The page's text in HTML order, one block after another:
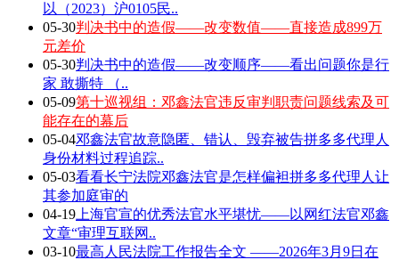
以（2023）沪0105民..
05-30判决书中的造假——改变数值——直接造成899万
元差价
05-30判决书中的造假——改变顺序——看出问题你是行
家 敢撕特 （..
05-09第十巡视组：邓鑫法官违反审判职责问题线索及可
能存在的幕后
05-04邓鑫法官故意隐匿、错认、毁弃被告拼多多代理人
身份材料过程追踪..
05-03看看长宁法院邓鑫法官是怎样偏袒拼多多代理人让
其参加庭审的
04-19 上海官宣的优秀法官水平堪忧——以网红法官邓鑫
文章“审理互联网..
03-10最高人民法院工作报告全文 ——2026年3月9日在